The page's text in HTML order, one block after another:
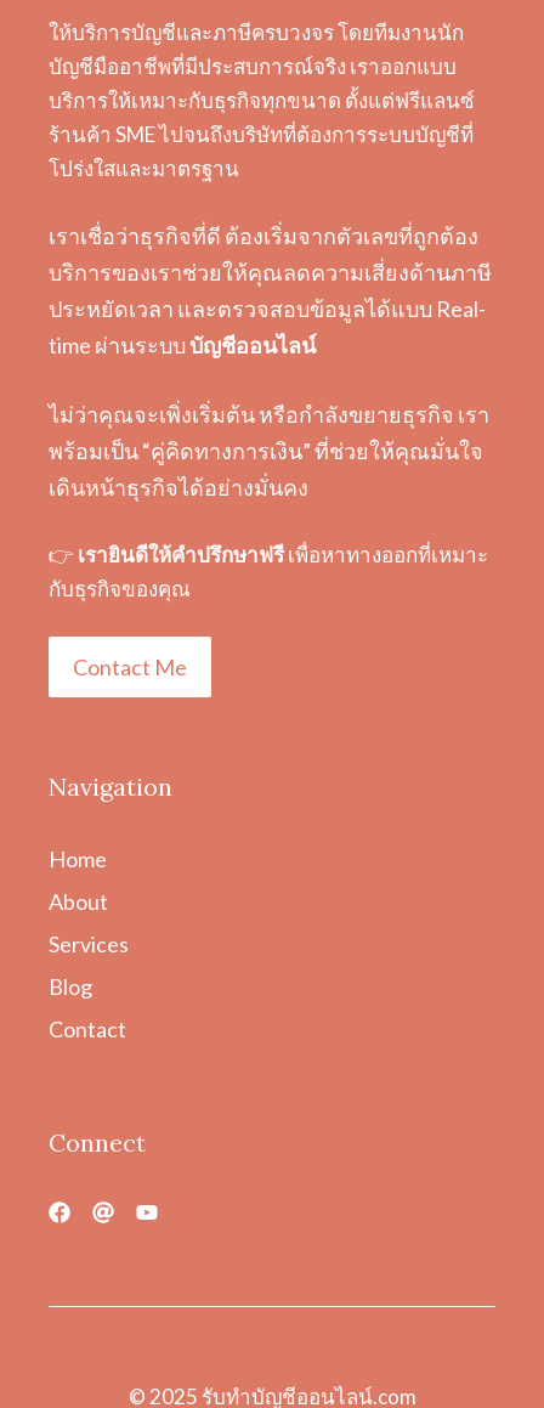
ให้บริการบัญชีและภาษีครบวงจร โดยทีมงานนัก
บัญชีมืออาชีพที่มีประสบการณ์จริง เราออกแบบ
บริการให้เหมาะกับธุรกิจทุกขนาด ตั้งแต่ฟรีแลนซ์
ร้านค้า SME ไปจนถึงบริษัทที่ต้องการระบบบัญชีที่
โปร่งใสและมาตรฐาน
เราเชื่อว่าธุรกิจที่ดี ต้องเริ่มจากตัวเลขที่ถูกต้อง
บริการของเราช่วยให้คุณลดความเสี่ยงด้านภาษี
ประหยัดเวลา และตรวจสอบข้อมูลได้แบบ Real-
time ผ่านระบบบัญชีออนไลน์
ไม่ว่าคุณจะเพิ่งเริ่มต้น หรือกำลังขยายธุรกิจ เรา
พร้อมเป็น “คู่คิดทางการเงิน” ที่ช่วยให้คุณมั่นใจ
เดินหน้าธุรกิจได้อย่างมั่นคง
👉 เรายินดีให้คำปรึกษาฟรีเพื่อหาทางออกที่เหมาะ
กับธุรกิจของคุณ
Contact Me
Navigation
Home
About
Services
Blog
Contact
Connect
© 2025 รับทําบัญชีออนไลน์.com